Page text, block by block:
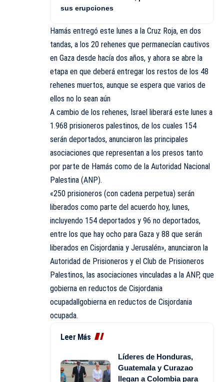
sus erupciones
Hamás entregó este lunes a la Cruz Roja, en dos
tandas, a los 20 rehenes que permanecían cautivos
en Gaza desde hacía dos años, y ahora se abre la
etapa en que deberá entregar los restos de los 48
rehenes muertos, aunque se espera que varios de
ellos no lo sean aún
A cambio de los rehenes, Israel liberará este lunes a
1.968 prisioneros palestinos, de los cuales 154
serán deportados, anunciaron las principales
asociaciones que representan a los presos tanto
por parte de Hamás como de la Autoridad Nacional
Palestina (ANP).
«250 prisioneros (con cadena perpetua) serán
liberados como parte del acuerdo hoy, lunes,
incluyendo 154 deportados y 96 no deportados,
entre los que hay ocho para Gaza y 88 que serán
liberados en Cisjordania y Jerusalén», anunciaron la
Autoridad de Prisioneros y el Club de Prisioneros
Palestinos, las asociaciones vinculadas a la ANP, que
gobierna en reductos de Cisjordania
ocupadallgobierna en reductos de Cisjordania
ocupada.
Leer Más
Líderes de Honduras,
Guatemala y Curazao
llegan a Colombia para